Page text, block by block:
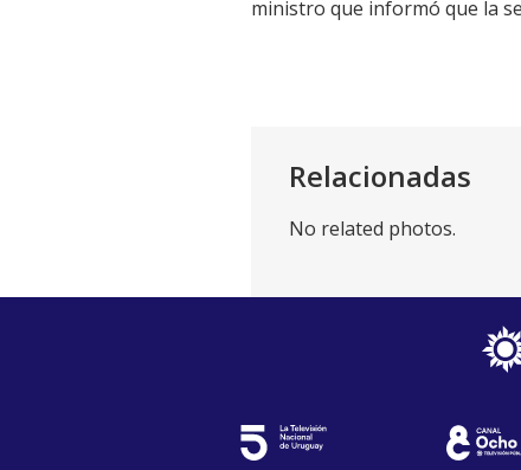
ministro que informó que la
Relacionadas
No related photos.